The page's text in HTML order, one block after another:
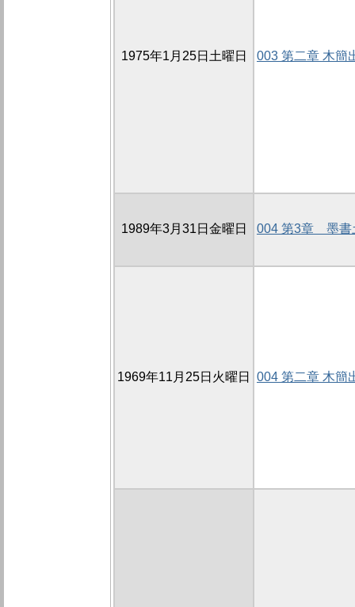
1975年1月25日土曜日 003 第二章 木簡
1989年3月31日金曜日 004 第3章 墨書
1969年11月25日火曜日 004 第二章 木簡